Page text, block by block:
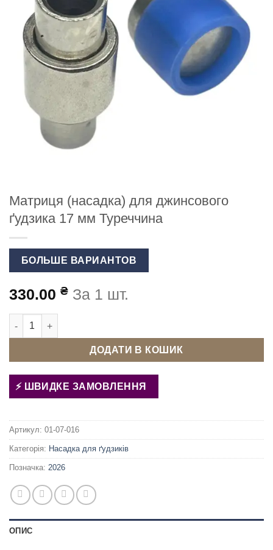
Матриця (насадка) для джинсового
ґудзика 17 мм Туреччина
БОЛЬШЕ ВАРИАНТОВ
330.00 ₴ За 1 шт.
Матриця (насадка) для джинсового ґудзика 17 мм Туреччина
ДОДАТИ В КОШИК
ШВИДКЕ ЗАМОВЛЕННЯ
Артикул: 01-07-016
Категорія: Насадка для ґудзиків
Позначка: 2026
ОПИС